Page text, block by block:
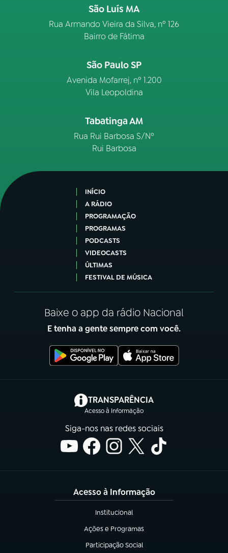
São Luís MA
Rua Armando Vieira da Silva, nº 126
Bairro de Fátima
São Paulo SP
Avenida Mofarrej, nº 1.200
Vila Leopoldina
Tabatinga AM
Rua Rui Barbosa S/Nº
Rui Barbosa
INÍCIO
A RÁDIO
PROGRAMAÇÃO
PROGRAMAS
PODCASTS
VIDEOCASTS
ÚLTIMAS
FESTIVAL DE MÚSICA
Baixe o app da rádio Nacional
E tenha a gente sempre com você.
TRANSPARÊNCIA
Acesso à Informação
(abre em nova aba)
Siga-nos nas redes sociais
Acesso à Informação
Institucional
(abre em nova aba)
Ações e Programas
(abre em nova aba)
Participação Social
(abre em nova aba)